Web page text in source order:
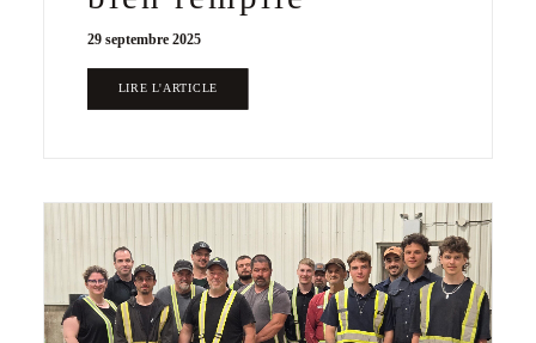
29 septembre 2025
LIRE L'ARTICLE